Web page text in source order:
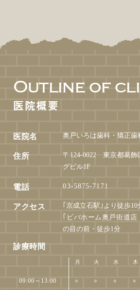
Outline of
医院概要
医院名 奥戸いろは歯科・矯正歯
住所
〒124-0022 東京都葛飾
グビル1F
電話 03-5875-7171
アクセス
｢京成立石駅｣より徒歩10
｢ビバホーム奥戸街道店
の目の前・徒歩1分
診療時間
月 火 水 木
09:00～13:00 ○ ○ ○ ○